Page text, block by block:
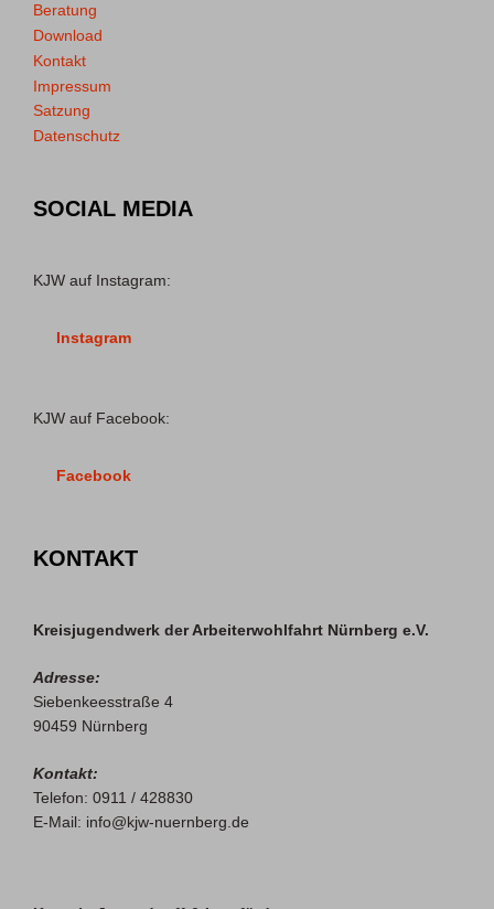
Beratung
Download
Kontakt
Impressum
Satzung
Datenschutz
SOCIAL MEDIA
KJW auf Instagram:
Instagram
KJW auf Facebook:
Facebook
KONTAKT
Kreisjugendwerk der Arbeiterwohlfahrt Nürnberg e.V.
Adresse:
Siebenkeesstraße 4
90459 Nürnberg
Kontakt:
Telefon: 0911 / 428830
E-Mail: info@kjw-nuernberg.de